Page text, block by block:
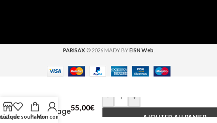
PARISAX© 2026 MADY BYEISN Web
Liste de souhaits
Panier
Mon compte
Valise
Maquillage55,00€
- +
AJOUTER AU PANIER